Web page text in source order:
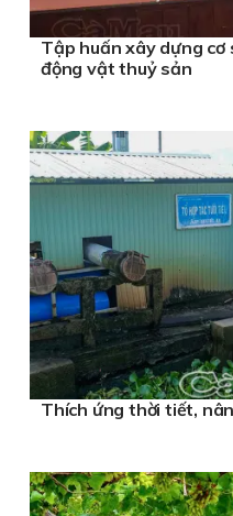
Tập huấn xây dựng
động vật thuỷ sản
Thích ứng thời tiết,